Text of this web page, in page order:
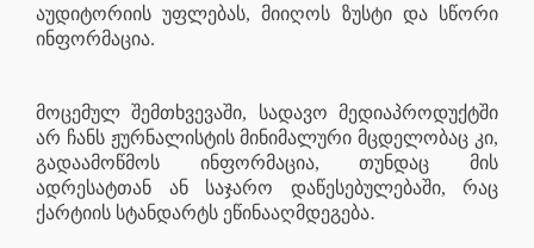
აუდიტორიის უფლებას, მიიღოს ზუსტი და სწორი
ინფორმაცია.
მოცემულ შემთხვევაში, სადავო მედიაპროდუქტში
არ ჩანს ჟურნალისტის მინიმალური მცდელობაც კი,
გადაამოწმოს ინფორმაცია, თუნდაც მის
ადრესატთან ან საჯარო დაწესებულებაში, რაც
ქარტიის სტანდარტს ეწინააღმდეგება.